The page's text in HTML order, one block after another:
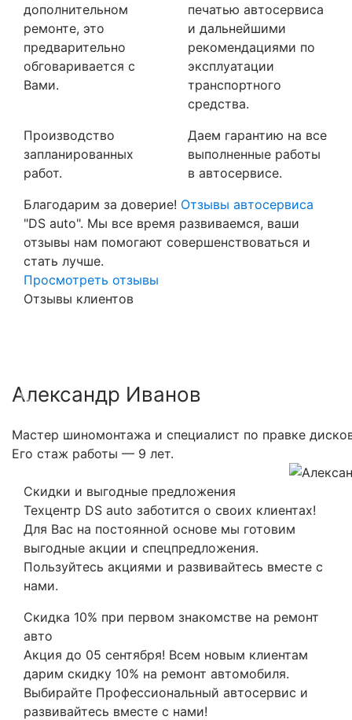
дополнительном
ремонте, это
предварительно
обговаривается с
Вами.
печатью автосервиса
и дальнейшими
рекомендациями по
эксплуатации
транспортного
средства.
Производство
запланированных
работ.
Даем гарантию на все
выполненные работы
в автосервисе.
Благодарим за доверие! Отзывы автосервиса
"DS auto". Мы все время развиваемся, ваши
отзывы нам помогают совершенствоваться и
стать лучше.
Просмотреть отзывы
Отзывы клиентов
Александр Иванов
Мастер шиномонтажа и специалист по правке
Его стаж работы — 9 лет.
Previous
Скидки и выгодные предложения
Техцентр DS auto заботится о своих клиентах!
Для Вас на постоянной основе мы готовим
выгодные акции и спецпредложения.
Пользуйтесь акциями и развивайтесь вместе с
нами.
Скидка 10% при первом знакомстве на ремонт
авто
Акция до 05 сентября! Всем новым клиентам
дарим скидку 10% на ремонт автомобиля.
Выбирайте Профессиональный автосервис и
развивайтесь вместе с нами!